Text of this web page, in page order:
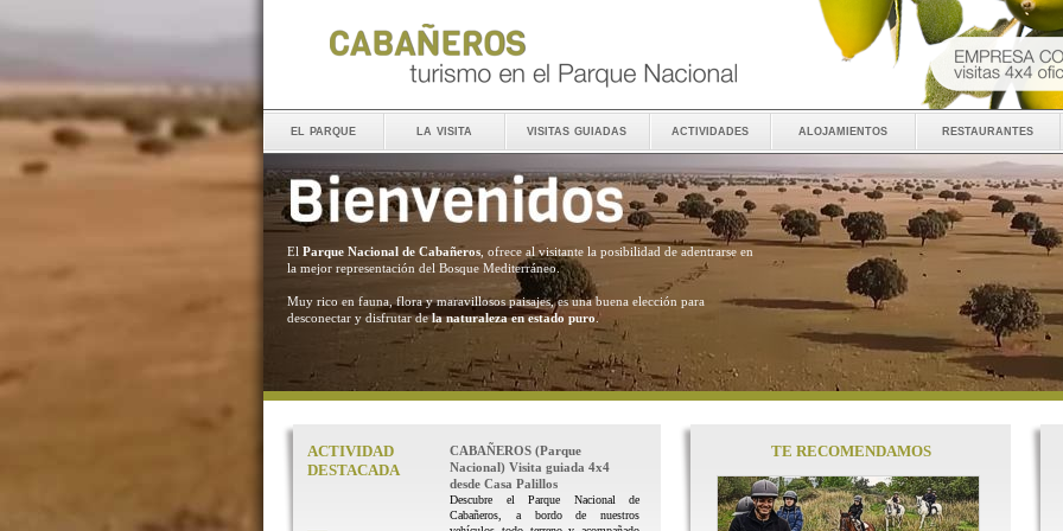
el parque la visita visitas guiadas actividades alojamientos restaurantes
El Parque Nacional de Cabañeros , ofrece al visitante la posibilidad de adentrarse en
la mejor representación del Bosque Mediterráneo.
Muy rico en fauna, flora y maravillosos paisajes, es una buena elección para
desconectar y disfrutar dela naturaleza en estado puro .
ACTIVIDAD
DESTACADA
CABAÑEROS (Parque
Nacional) Visita guiada 4x4
desde Casa Palillos
Descubre el Parque Nacional de
Cabañeros, a bordo de nuestros
TE RECOMENDAMOS